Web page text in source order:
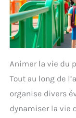
Animer la vie du
Tout au long de
organise divers
dynamiser la vie